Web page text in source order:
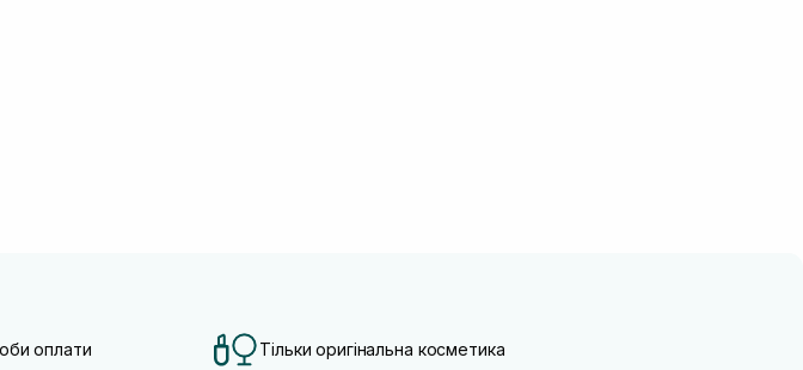
оплати Тільки оригінальна косметика